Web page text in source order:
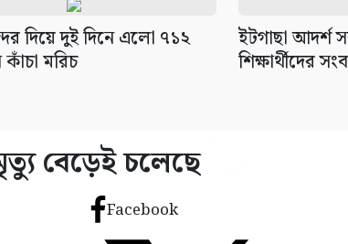
দিয়ে দুই দিনে এলো ৭১২
কাঁচা মরিচ
ইটগাছা আদর্শ
শিক্ষার্থীদের
বেড়েই চলেছে
Facebook